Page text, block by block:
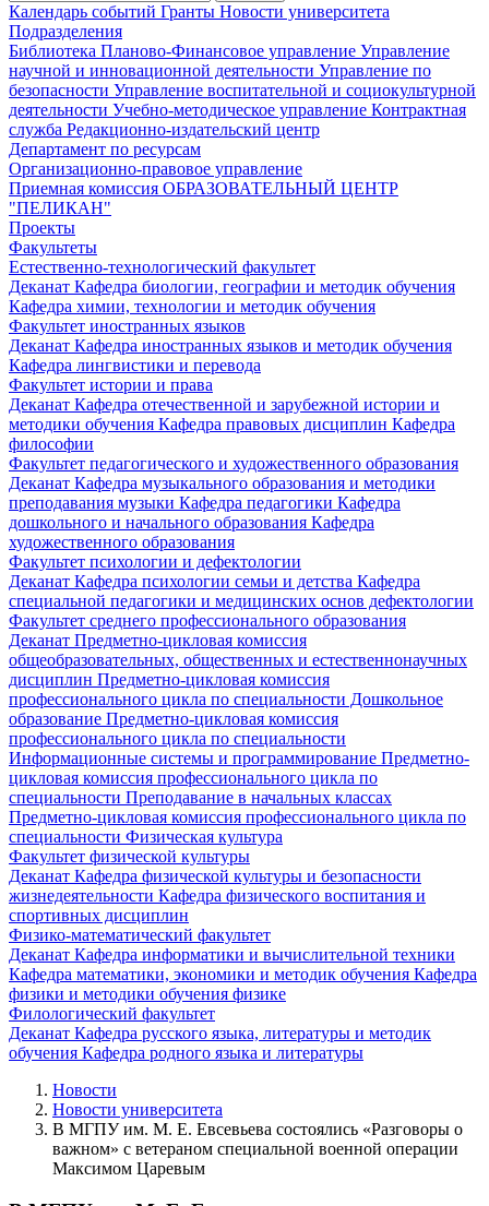
Календарь событий Гранты Новости университета
Подразделения
Библиотека Планово-Финансовое управление Управление
научной и инновационной деятельности Управление по
безопасности Управление воспитательной и социокультурной
деятельности Учебно-методическое управление Контрактная
служба Редакционно-издательский центр
Департамент по ресурсам
Организационно-правовое управление
Приемная комиссия ОБРАЗОВАТЕЛЬНЫЙ ЦЕНТР
"ПЕЛИКАН"
Проекты
Факультеты
Естественно-технологический факультет
Деканат Кафедра биологии, географии и методик обучения
Кафедра химии, технологии и методик обучения
Факультет иностранных языков
Деканат Кафедра иностранных языков и методик обучения
Кафедра лингвистики и перевода
Факультет истории и права
Деканат Кафедра отечественной и зарубежной истории и
методики обучения Кафедра правовых дисциплин Кафедра
философии
Факультет педагогического и художественного образования
Деканат Кафедра музыкального образования и методики
преподавания музыки Кафедра педагогики Кафедра
дошкольного и начального образования Кафедра
художественного образования
Факультет психологии и дефектологии
Деканат Кафедра психологии семьи и детства Кафедра
специальной педагогики и медицинских основ дефектологии
Факультет среднего профессионального образования
Деканат Предметно-цикловая комиссия
общеобразовательных, общественных и естественнонаучных
дисциплин Предметно-цикловая комиссия
профессионального цикла по специальности Дошкольное
образование Предметно-цикловая комиссия
профессионального цикла по специальности
Информационные системы и программирование Предметно-
цикловая комиссия профессионального цикла по
специальности Преподавание в начальных классах
Предметно-цикловая комиссия профессионального цикла по
специальности Физическая культура
Факультет физической культуры
Деканат Кафедра физической культуры и безопасности
жизнедеятельности Кафедра физического воспитания и
спортивных дисциплин
Физико-математический факультет
Деканат Кафедра информатики и вычислительной техники
Кафедра математики, экономики и методик обучения Кафедра
физики и методики обучения физике
Филологический факультет
Деканат Кафедра русского языка, литературы и методик
обучения Кафедра родного языка и литературы
Новости
Новости университета
В МГПУ им. М. Е. Евсевьева состоялись «Разговоры о
важном» с ветераном специальной военной операции
Максимом Царевым